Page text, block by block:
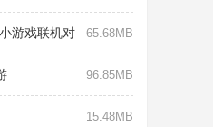
游戏联机对
安卓正式版
65.68MB
96.85MB
15.48MB